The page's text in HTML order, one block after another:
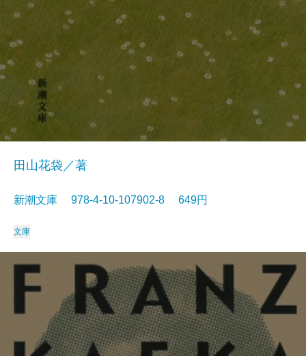
田山花袋／著
新潮文庫 978-4-10-107902-8 649円
文庫